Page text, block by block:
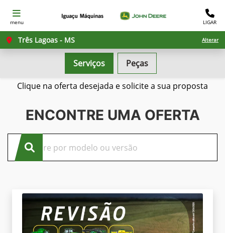
menu LIGAR
Três Lagoas - MS Alterar
Serviços Peças
Confira nossas ofertas
Clique na oferta desejada e solicite a sua proposta
ENCONTRE UMA OFERTA